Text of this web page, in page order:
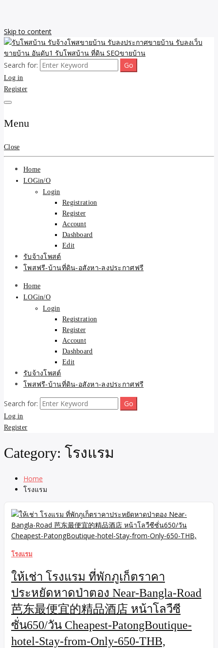
Skip to content
รับโพสบ้าน รับจ้างโพสขาย
บ้าน รับลงประกาศขายบ้าน
รับลงเว็บขายบ้าน อันดับ1
รับโพสบ้าน ที่ดิน SEOขาย
บ้าน
รับจ้างโพสขายบ้าน รับลงเว็บขายบ้าน รับโพสบ้าน รับลงประกาศขาย
บ้าน โพสบ้าน ขายที่ดิน SEO อสังหา ราคาถูก รับลงขายบ้าน
Search for:
Log in
Register
Menu
Close
Home
LOGin/O
Login
Registration
Register
Account
Dashboard
Edit
รับจ้างโพสต์
โพสฟรี-บ้านที่ดิน-อสังหา-ลงประกาศฟรี
Home
LOGin/O
Login
Registration
Register
Account
Dashboard
Edit
รับจ้างโพสต์
โพสฟรี-บ้านที่ดิน-อสังหา-ลงประกาศฟรี
Search for:
Log in
Register
Category: โรงแรม
Home
โรงแรม
โรงแรม
ให้เช่า โรงแรม ที่พักภูเก็ตราคา
ประหยัดหาดป่าตอง Near-Bangla-Road
芭东最便宜的精品酒店 หน้าโลวืซี
ซั่น650/วัน Cheapest-PatongBoutique-
hotel-Stay-from-Only-650-THB,